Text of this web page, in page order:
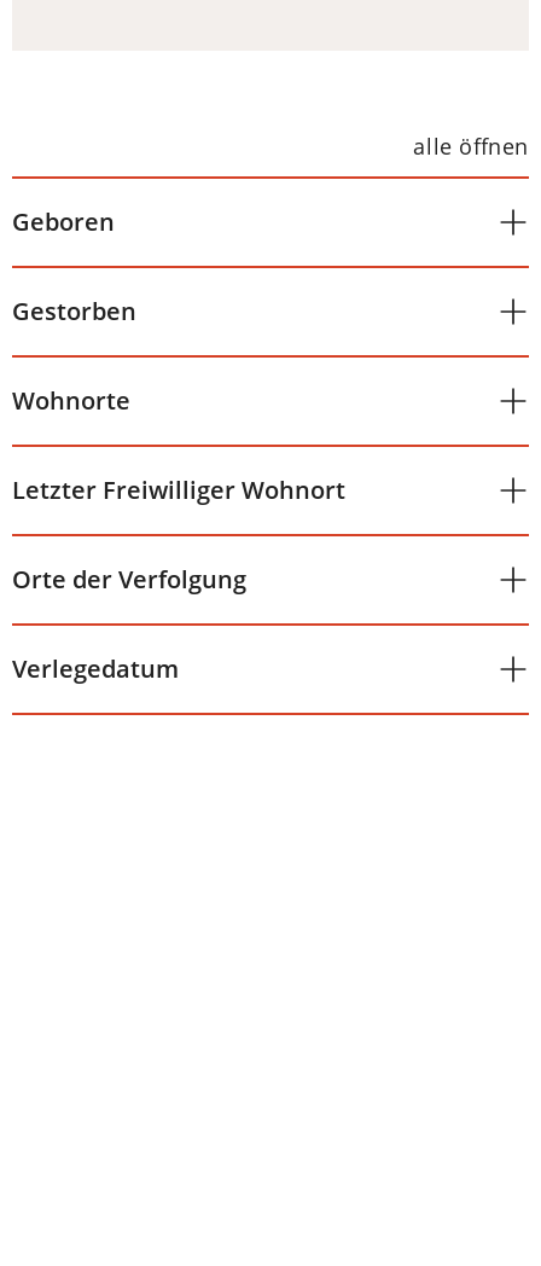
alle öffnen
Geboren
Gestorben
Wohnorte
Letzter Freiwilliger Wohnort
Orte der Verfolgung
Verlegedatum